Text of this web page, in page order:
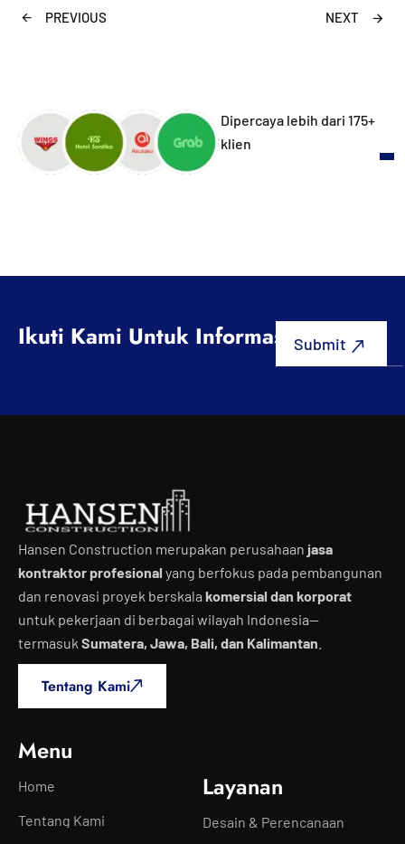
PREVIOUS NEXT
Dipercaya lebih dari 175+
klien
Ikuti Kami Untuk Informasi Terbaru
Hansen Construction merupakan perusahaan jasa
kontraktor profesional yang berfokus pada pembangunan
dan renovasi proyek berskala komersial dan korporat
untuk pekerjaan di berbagai wilayah Indonesia—
termasuk Sumatera, Jawa, Bali, dan Kalimantan
Tentang Kami
Menu
Home
Tentang Kami
Layanan
Desain & Perencanaan